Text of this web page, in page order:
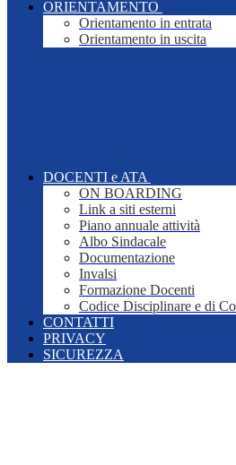
ORIENTAMENTO
Orientamento in entrata
Orientamento in uscita
DOCENTI e ATA
ON BOARDING
Link a siti esterni
Piano annuale attività
Albo Sindacale
Documentazione
Invalsi
Formazione Docenti
Codice Disciplinare e di
CONTATTI
PRIVACY
SICUREZZA